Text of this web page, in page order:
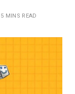
5 MINS READ